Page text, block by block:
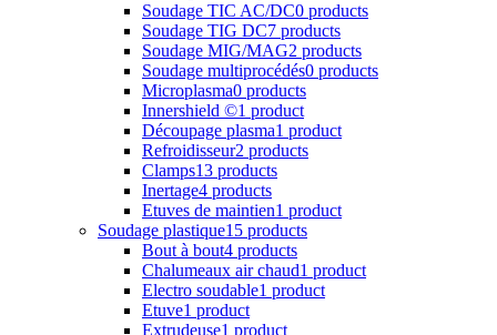
Soudage TIC AC/DC0 products
Soudage TIG DC7 products
Soudage MIG/MAG2 products
Soudage multiprocédés0 products
Microplasma0 products
Innershield ©1 product
Découpage plasma1 product
Refroidisseur2 products
Clamps13 products
Inertage4 products
Etuves de maintien1 product
Soudage plastique15 products
Bout à bout4 products
Chalumeaux air chaud1 product
Electro soudable1 product
Etuve1 product
Extrudeuse1 product